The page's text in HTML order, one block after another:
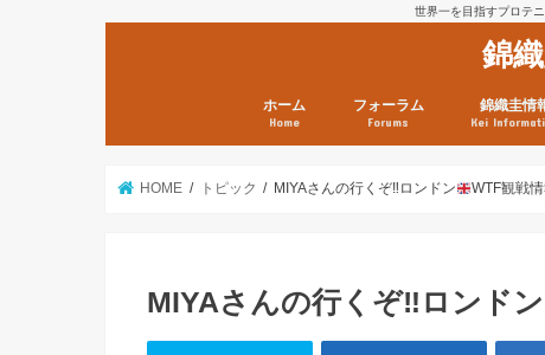
世界一を目指すプロテ
錦
ホーム
Home
フォーラム
Forums
錦織圭情
Kei
日現在）
点）
HOME トピック MIYAさんの行くぞ‼️ ロンドン WTF観戦
MIYAさんの行くぞ‼️ ロンドン